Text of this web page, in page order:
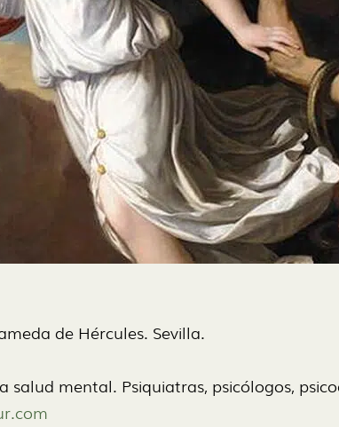
de Hércules. Sevilla.
salud mental. Psiquiatras, psicólogos,